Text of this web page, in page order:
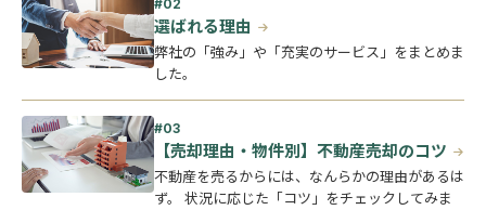
選ばれる理由
弊社の「強み」や「充実のサービス」をまとめま
した。
【売却理由・物件別】不動産売却のコツ
不動産を売るからには、なんらかの理由があるは
ず。 状況に応じた「コツ」をチェックしてみま